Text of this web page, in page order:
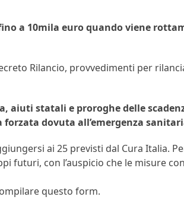
a 10mila euro quando viene
Rilancio, provvedimenti per
statali e proroghe delle
dovuta all’emergenza
ai 25 previsti dal Cura Italia.
futuri, con l’auspicio che le misure
questo form.